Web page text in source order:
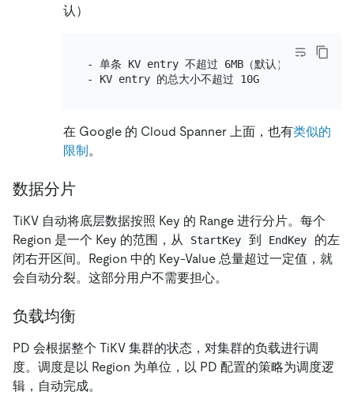
认）
- 单条 KV entry 不超过 6MB（默认）
- KV entry 的总大小不超过 10G
在 Google 的 Cloud Spanner 上面，也有类似的
限制 。
数据分片
TiKV 自动将底层数据按照 Key 的 Range 进行分片。每个
Region 是一个 Key 的范围，从
StartKey 到 EndKey
的左
闭右开区间。Region 中的 Key-Value 总量超过一定值，就
会自动分裂。这部分用户不需要担心。
负载均衡
PD 会根据整个 TiKV 集群的状态，对集群的负载进行调
度。调度是以 Region 为单位，以 PD 配置的策略为调度逻
辑，自动完成。